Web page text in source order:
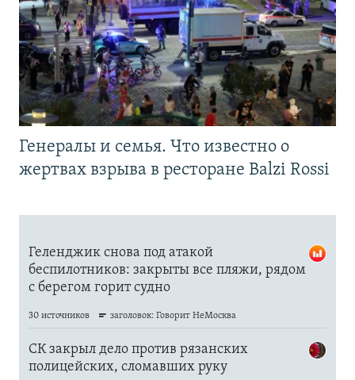
Генералы и семья. Что известно о
жертвах взрыва в ресторане Balzi Rossi